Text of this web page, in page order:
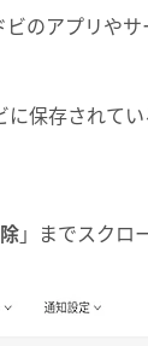
のアプリや
保存されて
」までスクロ